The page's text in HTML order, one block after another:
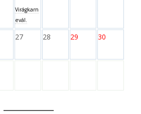
Virágkarn
evál.
27 28 29 30